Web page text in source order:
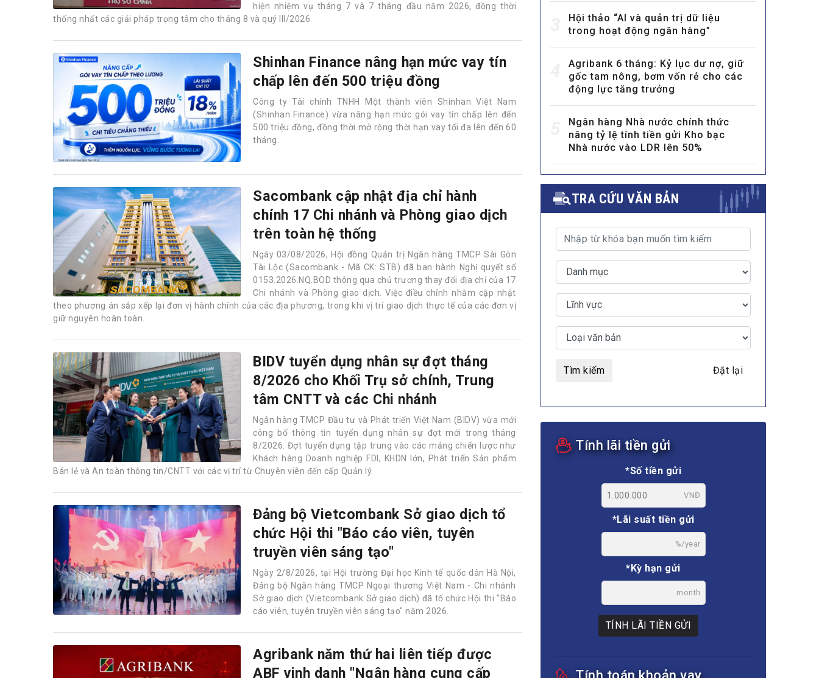
hiện nhiệm vụ tháng 7 và 7 tháng đầu năm 2026, đồng thời
thống nhất các giải pháp trọng tâm cho tháng 8 và quý III/2026.
Shinhan Finance nâng hạn mức vay tín
chấp lên đến 500 triệu đồng
Công ty Tài chính TNHH Một thành viên Shinhan Việt Nam
(Shinhan Finance) vừa nâng hạn mức gói vay tín chấp lên đến
500 triệu đồng, đồng thời mở rộng thời hạn vay tối đa lên đến 60
tháng.
Sacombank cập nhật địa chỉ hành
chính 17 Chi nhánh và Phòng giao dịch
trên toàn hệ thống
Ngày 03/08/2026, Hội đồng Quản trị Ngân hàng TMCP Sài Gòn
Tài Lộc (Sacombank - Mã CK: STB) đã ban hành Nghị quyết số
0153.2026.NQ.BOD thông qua chủ trương thay đổi địa chỉ của 17
Chi nhánh và Phòng giao dịch. Việc điều chỉnh nhằm cập nhật
theo phương án sắp xếp lại đơn vị hành chính của các địa phương, trong khi vị trí giao dịch thực tế của các đơn vị
giữ nguyên hoàn toàn.
BIDV tuyển dụng nhân sự đợt tháng
8/2026 cho Khối Trụ sở chính, Trung
tâm CNTT và các Chi nhánh
Ngân hàng TMCP Đầu tư và Phát triển Việt Nam (BIDV) vừa mới
công bố thông tin tuyển dụng nhân sự đợt mới trong tháng
8/2026. Đợt tuyển dụng tập trung vào các mảng chiến lược như
Khách hàng Doanh nghiệp FDI, KHDN lớn, Phát triển Sản phẩm
Bán lẻ và An toàn thông tin/CNTT với các vị trí từ Chuyên viên đến cấp Quản lý.
Đảng bộ Vietcombank Sở giao dịch tổ
chức Hội thi "Báo cáo viên, tuyên
truyền viên sáng tạo"
Ngày 2/8/2026, tại Hội trường Đại học Kinh tế quốc dân Hà Nội,
Đảng bộ Ngân hàng TMCP Ngoại thương Việt Nam - Chi nhánh
Sở giao dịch (Vietcombank Sở giao dịch) đã tổ chức Hội thi "Báo
cáo viên, tuyên truyền viên sáng tạo" năm 2026.
Agribank năm thứ hai liên tiếp được
ABF vinh danh "Ngân hàng cung cấp
Hội thảo “AI và quản trị dữ liệu
trong hoạt động ngân hàng”
Agribank 6 tháng: Kỷ lục dư nợ, giữ
gốc tam nông, bơm vốn rẻ cho các
động lực tăng trưởng
Ngân hàng Nhà nước chính thức
nâng tỷ lệ tính tiền gửi Kho bạc
Nhà nước vào LDR lên 50%
TRA CỨU VĂN BẢN
Tìm kiếm Đặt lại
Tính lãi tiền gửi
*Số tiền gửi
VNĐ
*Lãi suất tiền gửi
%/year
*Kỳ hạn gửi
month
TÍNH LÃI TIỀN GỬI